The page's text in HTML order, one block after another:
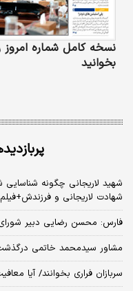
نسخه کامل شماره امروز
بخوانید
شهید لاریجانی چگونه شناسایی
شهادت لاریجانی و فرزندش+فیلم
فارس: محسن رضایی دبیر
مشاور سیدمحمد خاتمی
سربازان فراری بخوانند/ آیا